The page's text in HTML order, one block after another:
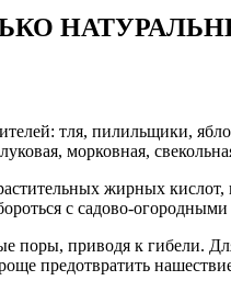
тля, пилильщики,
морковная,
жирных
с садово-огородными
приводя к гибели.
предотвратить